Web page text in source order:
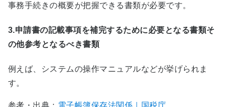
事務手続きの概要が把握できる書類が必要です。
3.申請書の記載事項を補完するために必要となる書類そ
の他参考となるべき書類
例えば、システムの操作マニュアルなどが挙げられま
す。